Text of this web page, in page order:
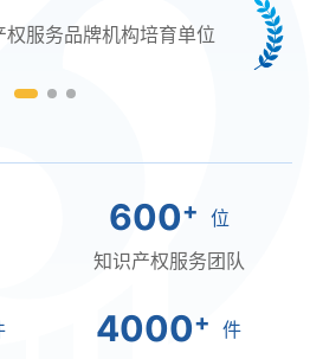
权服务品牌机构培育单位
600
位
知识产权服务团队
4000
件